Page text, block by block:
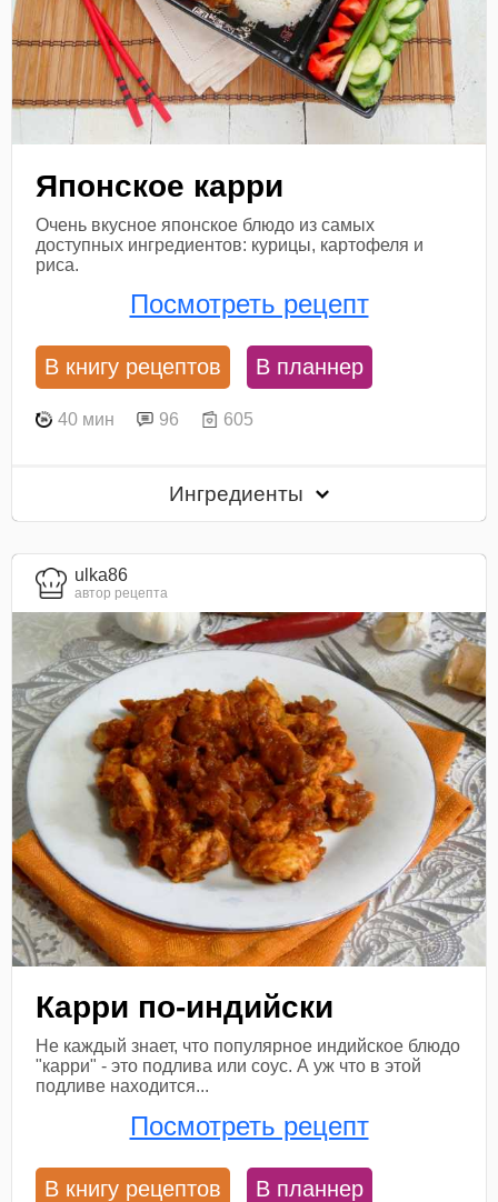
Японское карри
Очень вкусное японское блюдо из самых
доступных ингредиентов: курицы, картофеля и
риса.
Посмотреть рецепт
В книгу рецептов В планнер
40 мин 96 605
Ингредиенты
ulka86
автор рецепта
Карри по-индийски
Не каждый знает, что популярное индийское блюдо
"карри" - это подлива или соус. А уж что в этой
подливе находится...
Посмотреть рецепт
В книгу рецептов В планнер